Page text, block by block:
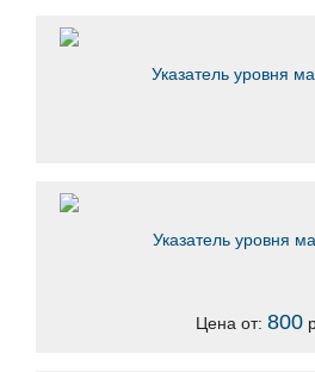
Указатель уровня
Указатель уровня
Цена от: 800